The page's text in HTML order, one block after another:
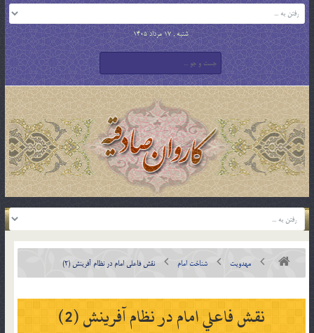
شنبه , 17 مرداد 1405
مهدویت شناخت امام نقش فاعلي امام در نظام آفرينش (2)
نقش فاعلي امام در نظام آفرينش (2)